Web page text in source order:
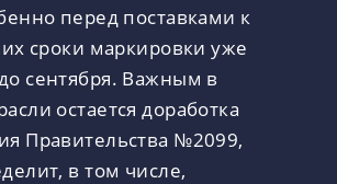
перед поставками к
сроки маркировки уже
сентября. Важным в
остается доработка
Правительства №2099,
в том числе,